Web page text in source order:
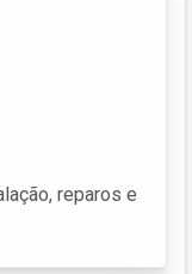
reparos e